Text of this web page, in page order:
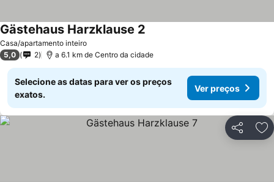
Casa/apartamento inteiro
Gästehaus Harzklause 2
5,0 2 a 6.1 km de Centro da cidade
Selecione as datas para ver os preços
exatos.
Ver preços
Partilhar